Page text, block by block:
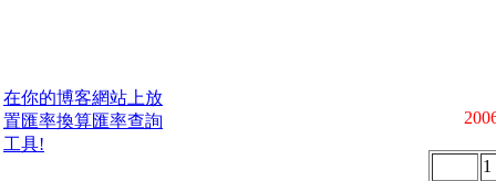
在你的博客網站上放
置匯率換算匯率查詢
工具!
1